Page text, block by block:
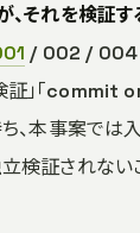
それを検証す
/ 002 / 004
」「commit
、本事案で
証されない